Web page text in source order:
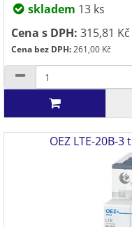
skladem 13 ks
Cena s DPH: 315,81 Kč
Cena bez DPH:261,00 Kč
OEZ LTE-20B-